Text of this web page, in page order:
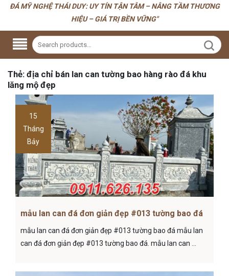
ĐÁ MỸ NGHỆ THÁI DUY: UY TÍN TẬN TÂM – NÂNG TẦM THƯƠNG
HIỆU – GIÁ TRỊ BỀN VỮNG"
Thẻ: địa chỉ bán lan can tường bao hàng rào đá khu
lăng mộ đẹp
15
Tháng
Bảy
mẫu lan can đá đơn giản đẹp #013 tường bao đá
mẫu lan can đá đơn giản đẹp #013 tường bao đá mẫu lan
can đá đơn giản đẹp #013 tường bao đá. mẫu lan can ...